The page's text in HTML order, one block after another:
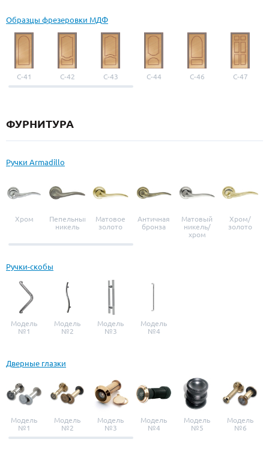
Образцы фрезеровки МДФ
С-41 С-42 С-43 С-44 С-46 С-47
ФУРНИТУРА
Ручки Armadillo
Хром
Пепельный
никель
Матовое
золото
Античная
бронза
Матовый
никель/
хром
Хром/
золото
Ручки-скобы
Модель
№1
Модель
№2
Модель
№3
Модель
№4
Дверные глазки
Модель
№1
Модель
№2
Модель
№3
Модель
№4
Модель
№5
Модель
№6